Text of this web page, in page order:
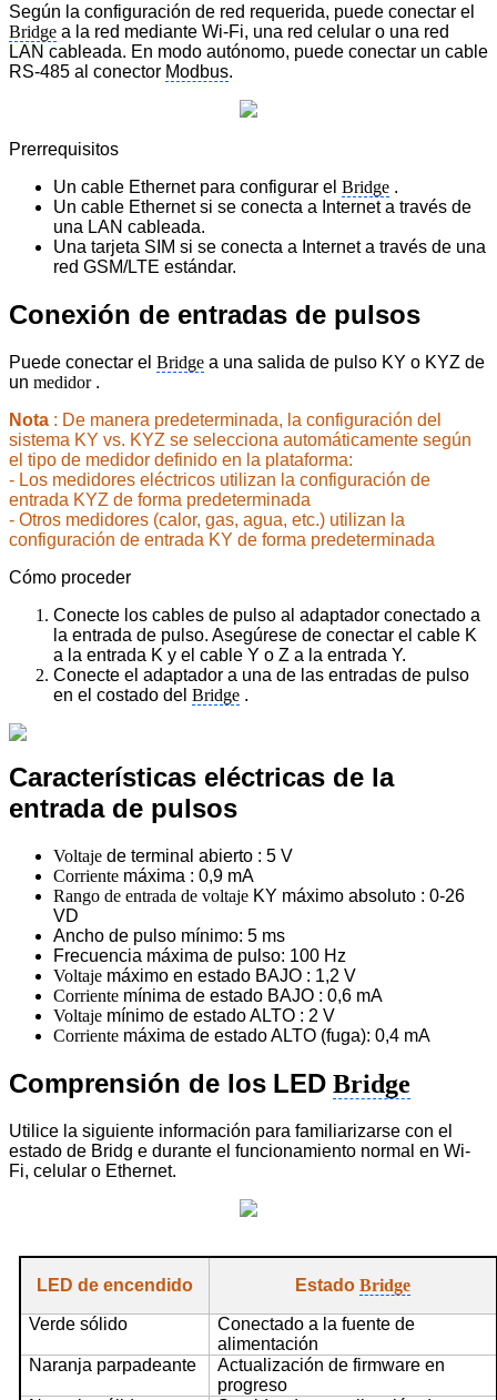
Según la configuración de red requerida, puede conectar el
Bridge a la red mediante Wi-Fi, una red celular o una red
LAN cableada. En modo autónomo, puede conectar un cable
RS-485 al conector Modbus.
Prerrequisitos
Un cable Ethernet para configurar el Bridge .
Un cable Ethernet si se conecta a Internet a través de
una LAN cableada.
Una tarjeta SIM si se conecta a Internet a través de una
red GSM/LTE estándar.
Conexión de entradas de pulsos
Puede conectar el Bridge a una salida de pulso KY o KYZ de
un medidor .
Nota : De manera predeterminada, la configuración del
sistema KY vs. KYZ se selecciona automáticamente según
el tipo de medidor definido en la plataforma:
- Los medidores eléctricos utilizan la configuración de
entrada KYZ de forma predeterminada
- Otros medidores (calor, gas, agua, etc.) utilizan la
configuración de entrada KY de forma predeterminada
Cómo proceder
Conecte los cables de pulso al adaptador conectado a
la entrada de pulso. Asegúrese de conectar el cable K
a la entrada K y el cable Y o Z a la entrada Y.
Conecte el adaptador a una de las entradas de pulso
en el costado del Bridge .
Características eléctricas de la
entrada de pulsos
Voltaje de terminal abierto : 5 V
Corriente máxima : 0,9 mA
Rango de entrada de voltaje KY máximo absoluto : 0-26
VD
Ancho de pulso mínimo: 5 ms
Frecuencia máxima de pulso: 100 Hz
Voltaje máximo en estado BAJO : 1,2 V
Corriente mínima de estado BAJO : 0,6 mA
Voltaje mínimo de estado ALTO : 2 V
Corriente máxima de estado ALTO (fuga): 0,4 mA
Comprensión de los LED Bridge
Utilice la siguiente información para familiarizarse con el
estado de Bridg e durante el funcionamiento normal en Wi-
Fi, celular o Ethernet.
LED de encendido Estado Bridge
Verde sólido
Conectado a la fuente de
alimentación
Naranja parpadeante
Actualización de firmware en
progreso